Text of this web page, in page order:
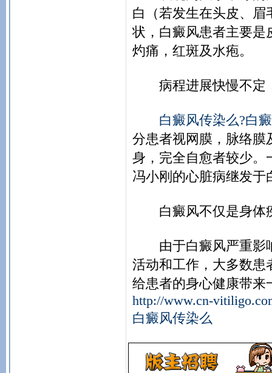
白（若发生在头皮、
状，白癜风患者主要是
灼痛，红斑及水疱。
病程进展快慢不定
白癜风传染么?白
分患者视网膜，脉络膜
身，完全自愈者较少。
冯小刚的心脏病继发
白癜风不仅是身体
由于白癜风严重影响
活动和工作，大多数患
给患者的身心健康带来
http://www.cn-
白癜风传染么